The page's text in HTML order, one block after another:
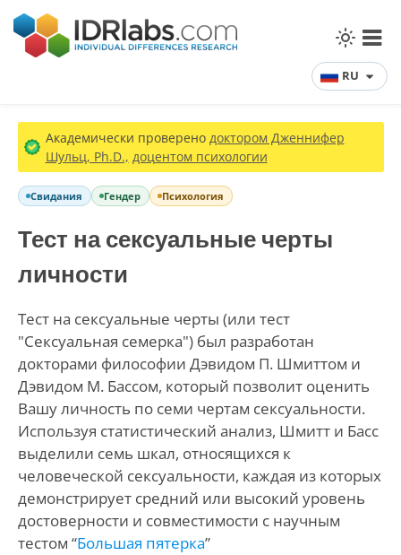
RU
Академически проверено доктором Дженнифер
Шульц, Ph.D., доцентом психологии
Свидания Гендер Психология
Тест на сексуальные черты
личности
Тест на сексуальные черты (или тест
"Сексуальная семерка") был разработан
докторами философии Дэвидом П. Шмиттом и
Дэвидом М. Бассом, который позволит оценить
Вашу личность по семи чертам сексуальности.
Используя статистический анализ, Шмитт и Басс
выделили семь шкал, относящихся к
человеческой сексуальности, каждая из которых
демонстрирует средний или высокий уровень
достоверности и совместимости с научным
тестом “Большая пятерка”